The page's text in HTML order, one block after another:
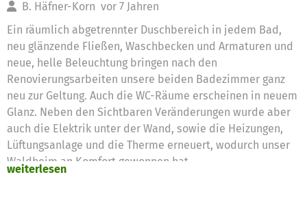
B. Häfner-Korn vor 7 Jahren
Ein räumlich abgetrennter Duschbereich in jedem Bad,
neu glänzende Fließen, Waschbecken und Armaturen und
neue, helle Beleuchtung bringen nach den
Renovierungsarbeiten unsere beiden Badezimmer ganz
neu zur Geltung. Auch die WC-Räume erscheinen in neuem
Glanz. Neben den Sichtbaren Veränderungen wurde aber
auch die Elektrik unter der Wand, sowie die Heizungen,
Lüftungsanlage und die Therme erneuert, wodurch unser
Waldheim an Komfort gewonnen hat.
weiterlesen